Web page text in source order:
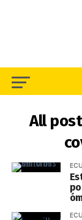
All